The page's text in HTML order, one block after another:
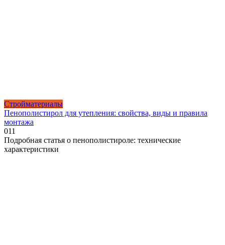
Стройматериалы
Пенополистирол для утепления: свойства, виды и правила
монтажа
011
Подробная статья о пенополистироле: технические
характеристики